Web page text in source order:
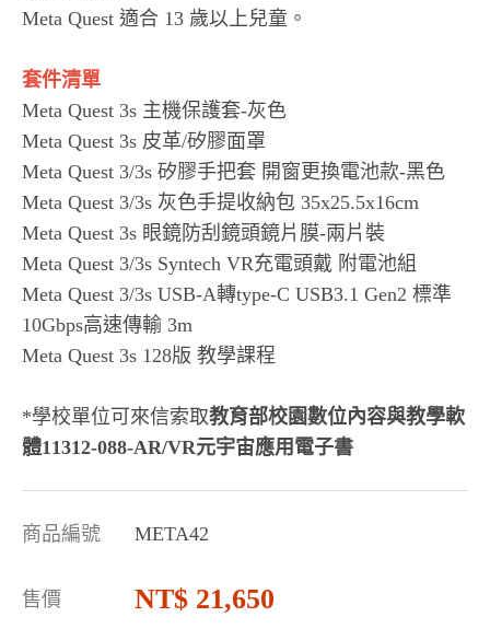
Meta Quest 適合 13 歲以上兒童。
套件清單
Meta Quest 3s 主機保護套-灰色
Meta Quest 3s 皮革/矽膠面罩
Meta Quest 3/3s 矽膠手把套 開窗更換電池款-黑色
Meta Quest 3/3s 灰色手提收納包 35x25.5x16cm
Meta Quest 3s 眼鏡防刮鏡頭鏡片膜-兩片裝
Meta Quest 3/3s Syntech VR充電頭戴 附電池組
Meta Quest 3/3s USB-A轉type-C USB3.1 Gen2 標準
10Gbps高速傳輸 3m
Meta Quest 3s 128版 教學課程
*學校單位可來信索取教育部校園數位內容與教學軟
體11312-088-AR/VR元宇宙應用電子書
商品編號 META42
售價 21,650